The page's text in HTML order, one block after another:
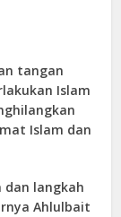
tangan
Islam
Islam dan
dan langkah
Ahlulbait